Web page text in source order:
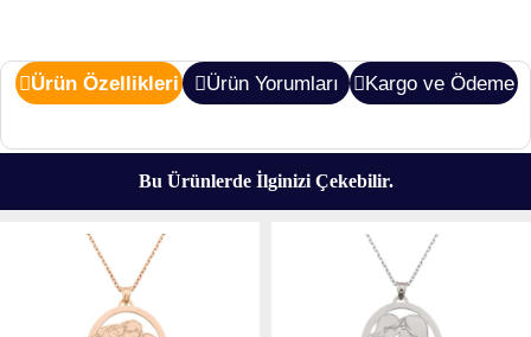
Ürün Özellikleri Ürün Yorumları Kargo ve Ödeme
Bu Ürünlerde İlginizi Çekebilir.